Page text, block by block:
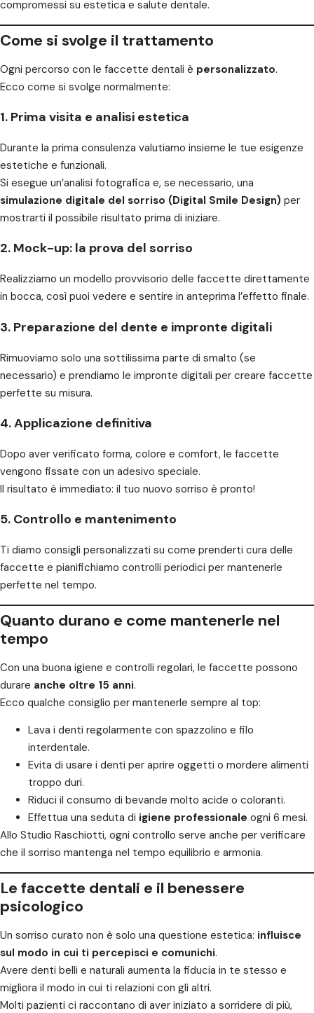
compromessi su estetica e salute dentale.
Come si svolge il trattamento
Ogni percorso con le faccette dentali è personalizzato.
Ecco come si svolge normalmente:
1. Prima visita e analisi estetica
Durante la prima consulenza valutiamo insieme le tue esigenze
estetiche e funzionali.
Si esegue un’analisi fotografica e, se necessario, una
simulazione digitale del sorriso (Digital Smile Design) per
mostrarti il possibile risultato prima di iniziare.
2. Mock-up: la prova del sorriso
Realizziamo un modello provvisorio delle faccette direttamente
in bocca, così puoi vedere e sentire in anteprima l’effetto finale.
3. Preparazione del dente e impronte digitali
Rimuoviamo solo una sottilissima parte di smalto (se
necessario) e prendiamo le impronte digitali per creare faccette
perfette su misura.
4. Applicazione definitiva
Dopo aver verificato forma, colore e comfort, le faccette
vengono fissate con un adesivo speciale.
Il risultato è immediato: il tuo nuovo sorriso è pronto!
5. Controllo e mantenimento
Ti diamo consigli personalizzati su come prenderti cura delle
faccette e pianifichiamo controlli periodici per mantenerle
perfette nel tempo.
Quanto durano e come mantenerle nel
tempo
Con una buona igiene e controlli regolari, le faccette possono
durare anche oltre 15 anni.
Ecco qualche consiglio per mantenerle sempre al top:
Lava i denti regolarmente con spazzolino e filo
interdentale.
Evita di usare i denti per aprire oggetti o mordere alimenti
troppo duri.
Riduci il consumo di bevande molto acide o coloranti.
Effettua una seduta di igiene professionale ogni 6 mesi.
Allo Studio Raschiotti, ogni controllo serve anche per verificare
che il sorriso mantenga nel tempo equilibrio e armonia.
Le faccette dentali e il benessere
psicologico
Un sorriso curato non è solo una questione estetica: influisce
sul modo in cui ti percepisci e comunichi.
Avere denti belli e naturali aumenta la fiducia in te stesso e
migliora il modo in cui ti relazioni con gli altri.
Molti pazienti ci raccontano di aver iniziato a sorridere di più,